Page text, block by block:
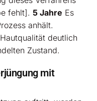
fehlt]. 5 Jahre Es
anhält.
deutlich
Zustand.
mit